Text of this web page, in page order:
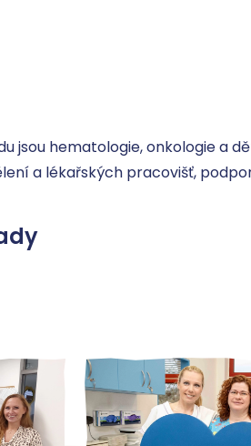
jsou hematologie, onkologie a
a lékařských pracovišť,